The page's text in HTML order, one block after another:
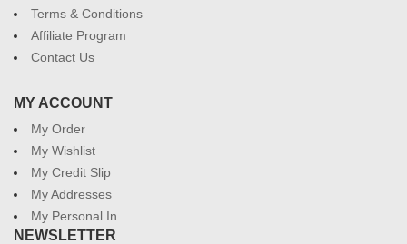
Terms & Conditions
Affiliate Program
Contact Us
MY ACCOUNT
My Order
My Wishlist
My Credit Slip
My Addresses
My Personal In
NEWSLETTER